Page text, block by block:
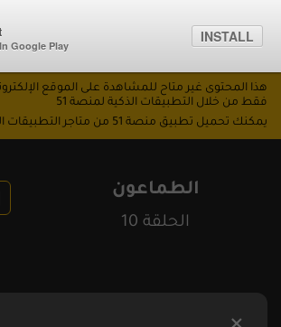
Google Play
INSTALL
الطماعون
الحلقة 10
هذا المحتوى غير متاح للمشاهدة على الموقع
فقط من خلال التطبيقات الذكية لمنصة 51
يمكنك تحميل تطبيق منصة 51 من متاجر التطبيقات الذكية